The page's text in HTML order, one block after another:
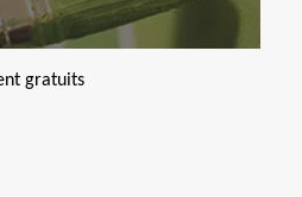
gratuits